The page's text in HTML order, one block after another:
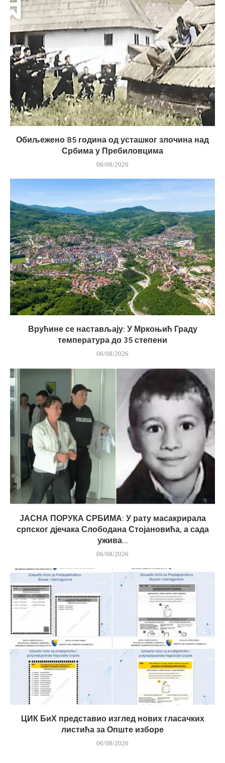
Обиљежено 85 година од усташког злочина над
Србима у Пребиловцима
06/08/2026
Врућине се настављају: У Мркоњић Граду
температура до 35 степени
06/08/2026
ЈАСНА ПОРУКА СРБИМА: У рату масакрирала
српског дјечака Слободана Стојановића, а сада
ужива...
06/08/2026
ЦИК БиХ представио изглед нових гласачких
листића за Опште изборе
06/08/2026